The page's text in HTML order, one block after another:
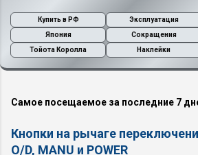
Купить в РФ
Япония
Тойота Королла
Эксплуатация
Сокращения
Наклейки
Самое посещаемое за последние 7
Кнопки на рычаге
O/D, MANU и POWER